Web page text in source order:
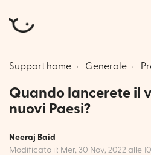
Support home Generale
Quando lancerete il
nuovi Paesi?
Neeraj Baid
Modificato il: Mer, 30 Nov, 2022 alle